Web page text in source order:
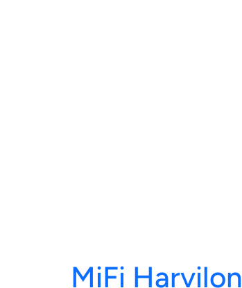
MiFi Harvilon